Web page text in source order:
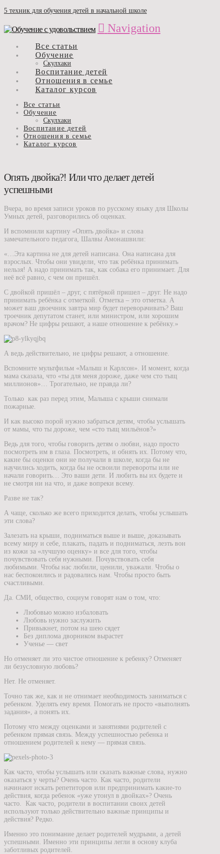
5 техник для обучения детей в начальной школе
Navigation
Все статьи
Обучение
Скулхаки
Воспитание детей
Отношения в семье
Каталог курсов
Все статьи
Обучение
Скулхаки
Воспитание детей
Отношения в семье
Каталог курсов
Опять двойка?! Или что делает детей
успешными
Вчера, во время записи уроков по русскому языку для Школы
Умных детей, разговорились об оценках.
И вспомнили картину «Опять двойка» и слова
замечательного педагога, Шалвы Амонашвили:
«…Эта картина не для детей написана. Она написана для
взрослых. Чтобы они увидели, что так ребёнка принимать
нельзя! А надо принимать так, как собака его принимает. Для
неё всё равно, с чем он пришёл.
С двойкой пришёл – друг, с пятёркой пришел – друг. Не надо
принимать ребёнка с отметкой. Отметка – это отметка. А
может ваш двоечник завтра мир будет переворачивать? Ваш
троечник депутатом станет, или министром, или хорошим
врачом? Не цифры решают, а наше отношение к ребёнку.»
А ведь действительно, не цифры решают, а отношение.
Вспомните мультфильм «Малыш и Карлсон». И момент, когда
мама сказала, что «ты для меня дороже, даже чем сто тыщ
миллионов»… Трогательно, не правда ли?
Только как раз перед этим, Малыша с крыши снимали
пожарные.
И как высоко порой нужно забраться детям, чтобы услышать
от мамы, что ты дороже, чем «сто тыщ мильёнов?»
Ведь для того, чтобы говорить детям о любви, надо просто
посмотреть им в глаза. Посмотреть, и обнять их. Потому что,
какие бы оценки они не получали в школе, когда бы не
научились ходить, когда бы не освоили перевороты или не
начали говорить… Это ваши дети. И любить вы их будете и
не смотря ни на что, и даже вопреки всему.
Разве не так?
А чаще, сколько же всего приходится делать, чтобы услышать
эти слова?
Залезать на крыши, подниматься выше и выше, доказывать
всему миру и себе, плакать, падать и подниматься, лезть вон
из кожи за «лучшую оценку» и все для того, чтобы
почувствовать себя нужными. Почувствовать себя
любимыми. Чтобы нас любили, ценили, уважали. Чтобы о
нас беспокоились и радовались нам. Чтобы просто быть
счастливыми.
Да. СМИ, общество, социум говорят нам о том, что:
Любовью можно избаловать
Любовь нужно заслужить
Привыкнет, потом на шею сядет
Без диплома дворником вырастет
Ученье — свет
Но отменяет ли это чистое отношение к ребенку? Отменяет
ли безусловную любовь?
Нет. Не отменяет.
Точно так же, как и не отнимает необходимость заниматься с
ребенком. Уделять ему время. Помогать не просто «выполнять
задания», а понять их.
Потому что между оценками и занятиями родителей с
ребенком прямая связь. Между успешностью ребенка и
отношением родителей к нему — прямая связь.
Как часто, чтобы услышать или сказать важные слова, нужно
оказаться у черты? Очень часто. Как часто, родители
начинают искать репетиторов или предпринимать какие-то
действия, когда ребенок «уже утонул в двойках»? Очень
часто. Как часто, родители в воспитании своих детей
используют только действительно важные принципы и
действия? Редко.
Именно это понимание делает родителей мудрыми, а детей
успешными. Именно эти принципы легли в основу клуба
заботливых родителей.